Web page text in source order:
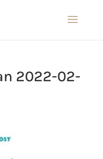
2022-02-